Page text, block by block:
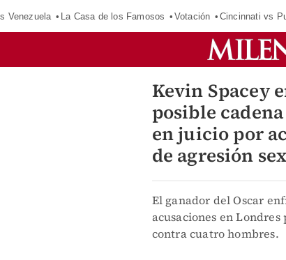
Venezuela La Casa de los Famosos Votación Cincinnati vs
Kevin Spacey
posible
en juicio por
de agresión
El ganador del Oscar
acusaciones en
contra cuatro hombres.